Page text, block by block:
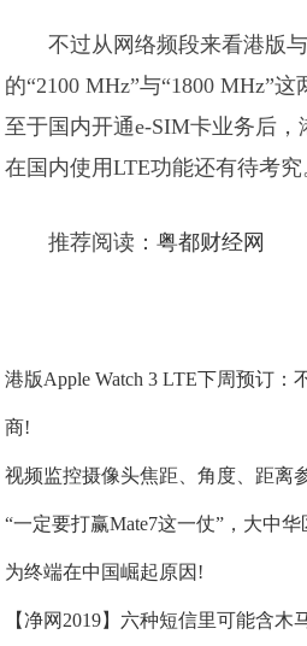
不过从网络频段来看港版
的“2100 MHz”与“1800 MHz”
至于国内开通e-SIM卡业务后，
在国内使用LTE功能还有待考究
推荐阅读：粤都财经网
港版Apple Watch 3 LTE下周预订：
商!
视频监控摄像头焦距、角度、距离
“一定要打赢Mate7这一仗”，大中
为终端在中国崛起原因!
【净网2019】六种短信里可能含木